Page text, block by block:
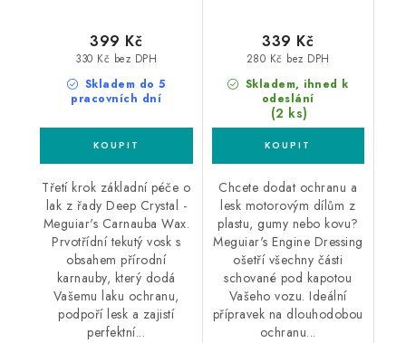
Skladem do 5
pracovních dní
330 Kč bez DPH
399 Kč
Třetí krok základní péče o
lak z řady Deep Crystal -
Meguiar's Carnauba Wax.
Prvotřídní tekutý vosk s
obsahem přírodní
karnauby, který dodá
Vašemu laku ochranu,
podpoří lesk a zajistí
perfektní...
Skladem, ihned k
odeslání
(2 ks)
280 Kč bez DPH
339 Kč
Chcete dodat ochranu a
lesk motorovým dílům z
plastu, gumy nebo kovu?
Meguiar's Engine Dressing
ošetří všechny části
schované pod kapotou
Vašeho vozu. Ideální
přípravek na dlouhodobou
ochranu...